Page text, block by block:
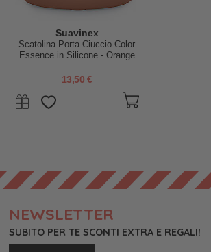
Suavinex
Scatolina Porta Ciuccio Color
Essence in Silicone - Orange
13,50 €
NEWSLETTER
SUBITO PER TE SCONTI EXTRA E REGALI!